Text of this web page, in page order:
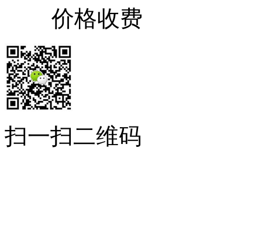
价格收费
扫一扫二维码